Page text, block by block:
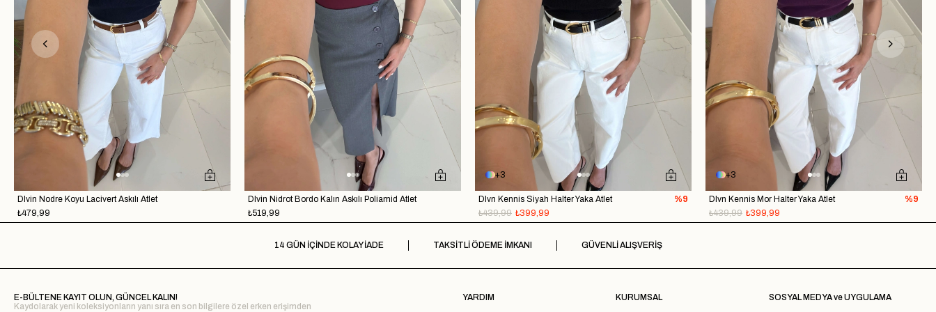
Dlvin Nodre Koyu Lacivert Askılı Atlet
₺479,99
Dlvin Nidrot Bordo Kalın Askılı Poliamid Atlet
₺519,99
3
Dlvn Kennis Siyah Halter Yaka Atlet
₺399,99
₺439,99
%9
3
Dlvn Kennis Mor Halter Yaka Atlet
₺399,99
₺439,99
%9
14 GÜN İÇİNDE KOLAY İADE TAKSİTLİ ÖDEME İMKANI GÜVENLİ ALIŞVERİŞ
E-BÜLTENE KAYIT OLUN, GÜNCEL KALIN!
Kaydolarak yeni koleksiyonların yanı sıra en son bilgilere özel erken erişimden
YARDIM KURUMSAL SOSYAL MEDYA ve UYGULAMA